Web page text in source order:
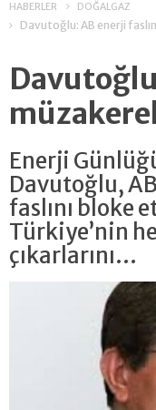
HABERLER DOĞALGAZ
Davutoğlu: AB enerji
Enerji
Davutoğlu,
faslını bloke
Türkiye’nin
çıkarlarını...